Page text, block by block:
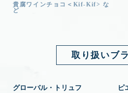
貴腐ワインチョコ＜Kif-Kif> な
ど
取り扱いブ
グローバル・トリュフ ピ